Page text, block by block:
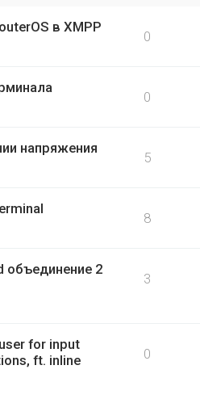
в XMPP
0
0
напряжения
5
8
объединение 2
3
for input
ft. inline
0